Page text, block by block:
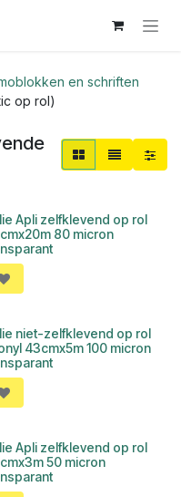
en schriften
op rol)
Apli zelfklevend op rol
80 micron
niet-zelfklevend op rol
43cmx5m 100 micron
Apli zelfklevend op rol
50 micron